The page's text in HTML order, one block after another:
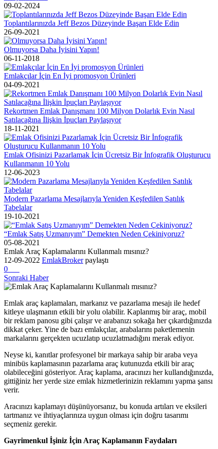
09-02-2024
Toplantılarınızda Jeff Bezos Düzeyinde Başarı Elde Edin
26-09-2021
Olmuyorsa Daha İyisini Yapın!
06-11-2018
Emlakçılar İçin En İyi promosyon Ürünleri
04-09-2021
Rekortmen Emlak Danışmanı 100 Milyon Dolarlık Evin Nasıl
Satılacağına İlişkin İpuçları Paylaşıyor
18-11-2021
Emlak Ofisinizi Pazarlamak İçin Ücretsiz Bir İnfografik Oluşturucu
Kullanmanın 10 Yolu
12-06-2023
Modern Pazarlama Mesajlarıyla Yeniden Keşfedilen Satılık
Tabelalar
19-10-2021
“Emlak Satış Uzmanıyım” Demekten Neden Çekiniyoruz?
05-08-2021
Emlak Araç Kaplamalarını Kullanmalı mısınız?
12-09-2022 EmlakBroker paylaştı
0
Sonraki Haber
Emlak araç kaplamaları, markanız ve pazarlama mesajı ile hedef
kitleye ulaşmanın etkili bir yolu olabilir. Kaplanmış bir araç, mobil
bir reklam panosu gibi çalışır ve arabanızı sokağa her çıkardığınızda
dikkat çeker. Yine de bazı emlakçılar, arabalarını paketlemenin
markalarını gerçekten ucuzlatıp ucuzlatmadığını merak ediyor.
Neyse ki, kanıtlar profesyonel bir markaya sahip bir araba veya
minibüs kaplamasının pazarlama araç kutunuzda etkili bir araç
olabileceğini gösteriyor. Araç kaplama, aracınızı her kullandığınızda,
gittiğiniz her yerde size emlak hizmetlerinizin reklamını yapma şansı
verir.
Aracınızı kaplamayı düşünüyorsanız, bu konuda artıları ve eksileri
tartmanız ve ihtiyaçlarınıza uygun olması için doğru tasarımı
seçmeniz gerekir.
Gayrimenkul İşiniz İçin Araç Kaplamanın Faydaları